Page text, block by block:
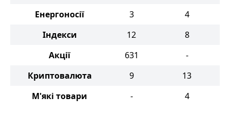
Енергоносії
3
4
Індекси
12
8
Акції
631
-
Криптовалюта
9
13
М'які товари
- 4